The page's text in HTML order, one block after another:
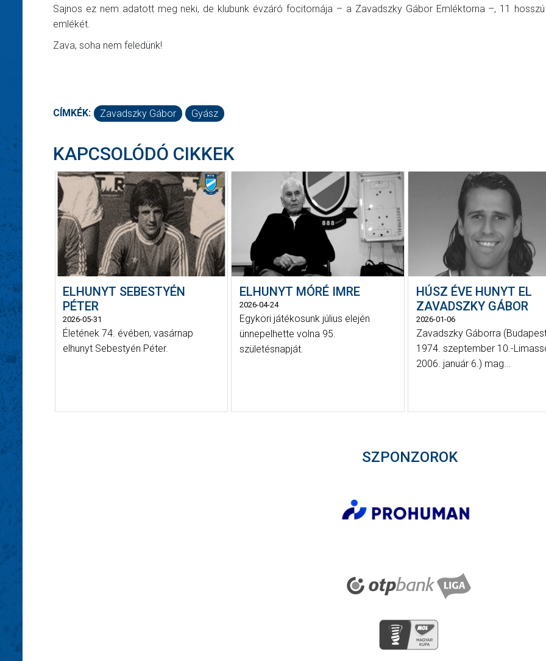
Sajnos ez nem adatott meg neki, de klubunk évzáró focitornája – a Zavadszky Gábor Emléktorna –, 11
emlékét.
Zava, soha nem feledünk!
CÍMKÉK: Zavadszky Gábor Gyász
KAPCSOLÓDÓ CIKKEK
ELHUNYT SEBESTYÉN
PÉTER
2026-05-31
Életének 74. évében, vasárnap
elhunyt Sebestyén Péter.
ELHUNYT MÓRÉ IMRE
2026-04-24
Egykori játékosunk július elején
ünnepelhette volna 95.
születésnapját.
HÚSZ ÉVE HUNYT EL
ZAVADSZKY GÁBOR
2026-01-06
Zavadszky Gáborra
1974. szeptember 10.-
2006. január 6.) mag...
SZPONZOROK